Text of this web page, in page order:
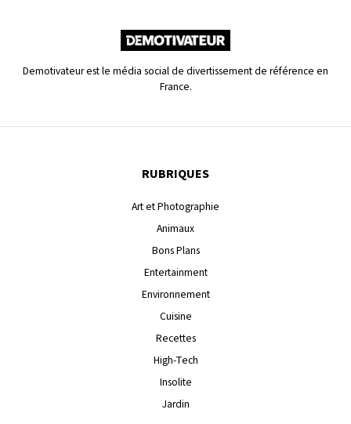
Demotivateur est le média social de divertissement de référence en
France.
RUBRIQUES
Art et Photographie
Animaux
Bons Plans
Entertainment
Environnement
Cuisine
Recettes
High-Tech
Insolite
Jardin